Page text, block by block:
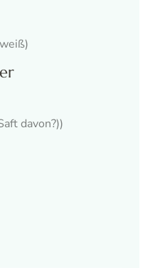
davon?))